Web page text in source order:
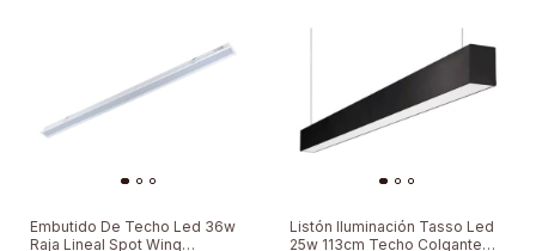
Embutido De Techo Led 36w
Raja Lineal Spot Wing
Listón Iluminación Tasso Led
25w 113cm Techo Colgante